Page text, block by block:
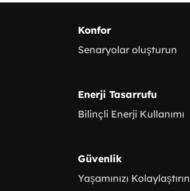
Konfor
Senaryolar oluşturun
Enerji Tasarrufu
Bilinçli Enerji Kullanımı
Güvenlik
Yaşamınızı Kolaylaştırın